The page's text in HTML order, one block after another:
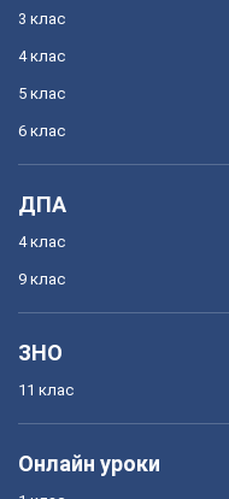
3 клас
4 клас
5 клас
6 клас
ДПА
4 клас
9 клас
ЗНО
11 клас
Онлайн уроки